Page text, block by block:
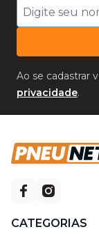
Ao se cadastrar
privacidade.
CATEGORIAS